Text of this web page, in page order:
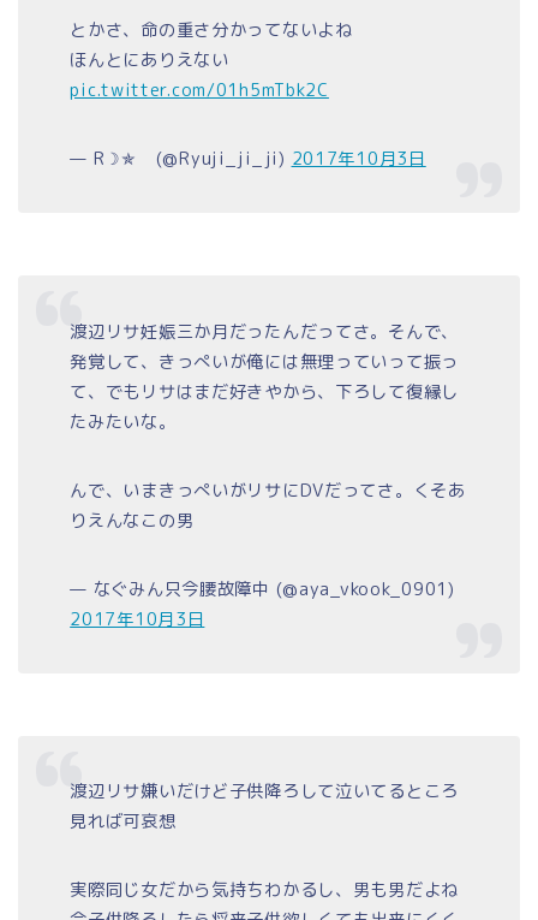
とかさ、命の重さ分かってないよね
ほんとにありえない
pic.twitter.com/01h5mTbk2C
— R☽✯  (@Ryuji_ji_ji) 2017年10月3日
渡辺リサ妊娠三か月だったんだってさ。そんで、
発覚して、きっぺいが俺には無理っていって振っ
て、でもリサはまだ好きやから、下ろして復縁し
たみたいな。
んで、いまきっぺいがリサにDVだってさ。くそあ
りえんなこの男
— なぐみん只今腰故障中 (@aya_vkook_0901)
2017年10月3日
渡辺リサ嫌いだけど子供降ろして泣いてるところ
見れば可哀想
実際同じ女だから気持ちわかるし、男も男だよね